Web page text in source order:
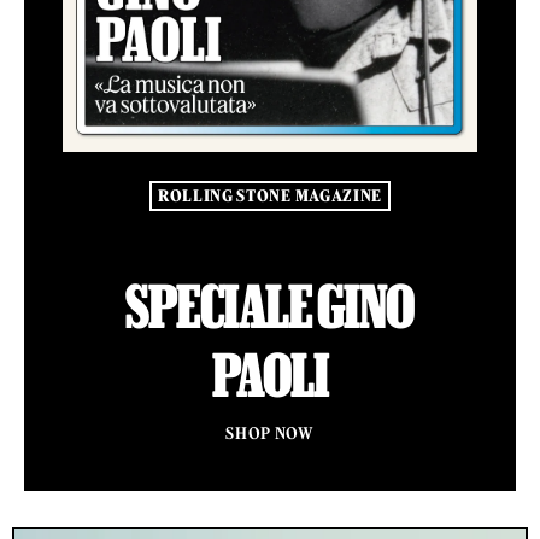
ROLLING STONE MAGAZINE
SPECIALE GINO
PAOLI
SHOP NOW